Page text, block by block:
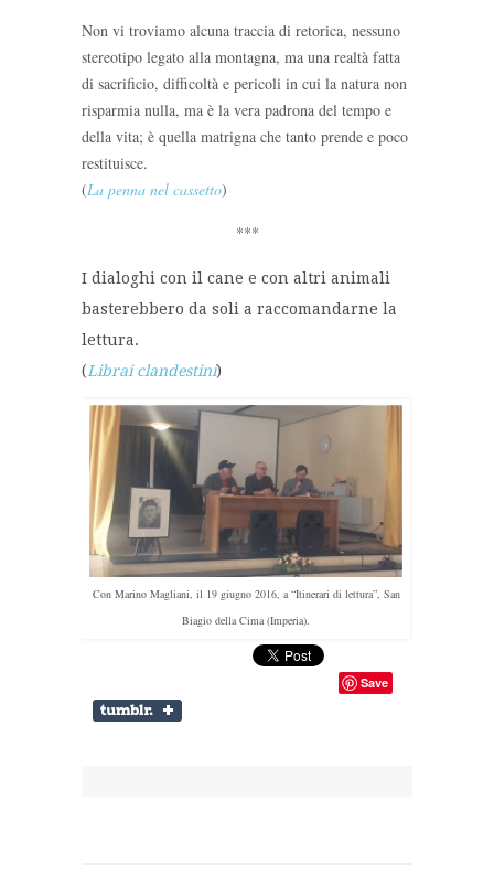
Non vi troviamo alcuna traccia di retorica, nessuno
stereotipo legato alla montagna, ma una realtà fatta
di sacrificio, difficoltà e pericoli in cui la natura non
risparmia nulla, ma è la vera padrona del tempo e
della vita; è quella matrigna che tanto prende e poco
restituisce.
(La penna nel cassetto)
***
I dialoghi con il cane e con altri animali
basterebbero da soli a raccomandarne la
lettura.
(Librai clandestini)
Con Marino Magliani, il 19 giugno 2016, a “Itinerari di lettura”, San
Biagio della Cima (Imperia).
Save